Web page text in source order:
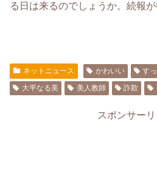
る日は来るのでしょうか。続報が
ネットニュース かわいい す
大平なる美
美人教師 詐欺
スポンサーリ